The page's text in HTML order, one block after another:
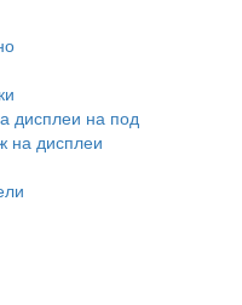
дисплеи на под
на дисплеи